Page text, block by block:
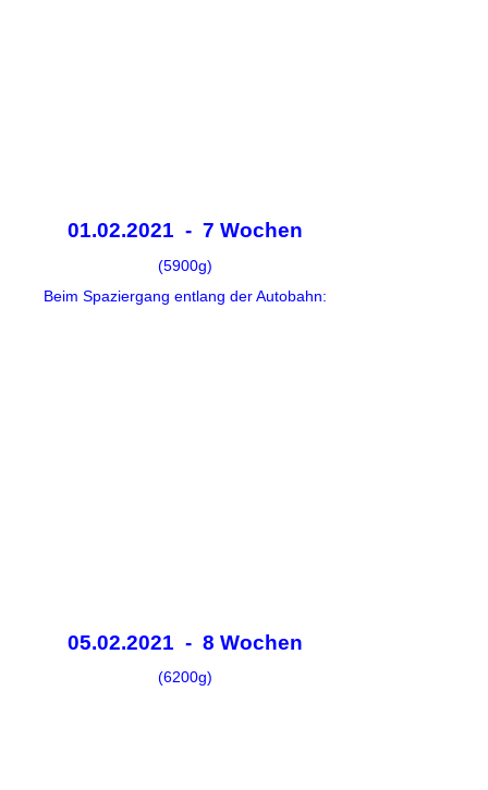
01.02.2021 - 7 Wochen
(5900g)
Beim Spaziergang entlang der Autobahn:
05.02.2021 - 8 Wochen
(6200g)